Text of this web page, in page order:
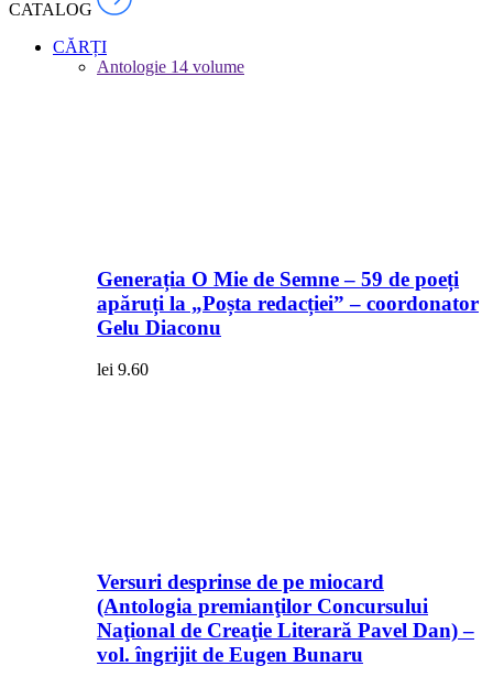
CATALOG
CĂRȚI
Antologie 14 volume
Generația O Mie de Semne – 59 de poeți
apăruți la „Poșta redacției” – coordonator
Gelu Diaconu
lei 9.60
Versuri desprinse de pe miocard
(Antologia premianţilor Concursului
Naţional de Creaţie Literară Pavel Dan) –
vol. îngrijit de Eugen Bunaru